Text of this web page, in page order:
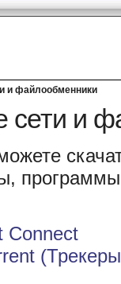
и файлообменники
и
Connect